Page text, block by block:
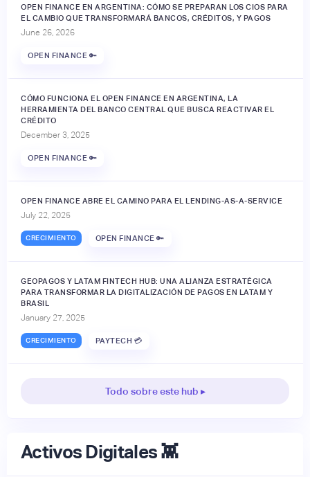
OPEN FINANCE EN ARGENTINA: CÓMO SE PREPARAN LOS CIOS PARA
EL CAMBIO QUE TRANSFORMARÁ BANCOS, CRÉDITOS, Y PAGOS
June 26, 2026
OPEN FINANCE 🔑
CÓMO FUNCIONA EL OPEN FINANCE EN ARGENTINA, LA
HERRAMIENTA DEL BANCO CENTRAL QUE BUSCA REACTIVAR EL
CRÉDITO
December 3, 2025
OPEN FINANCE 🔑
OPEN FINANCE ABRE EL CAMINO PARA EL LENDING-AS-A-SERVICE
July 22, 2025
CRECIMIENTO OPEN FINANCE 🔑
GEOPAGOS Y LATAM FINTECH HUB: UNA ALIANZA ESTRATÉGICA
PARA TRANSFORMAR LA DIGITALIZACIÓN DE PAGOS EN LATAM Y
BRASIL
January 27, 2025
CRECIMIENTO PAYTECH 💳
Todo sobre este hub ▸
Activos Digitales 👾